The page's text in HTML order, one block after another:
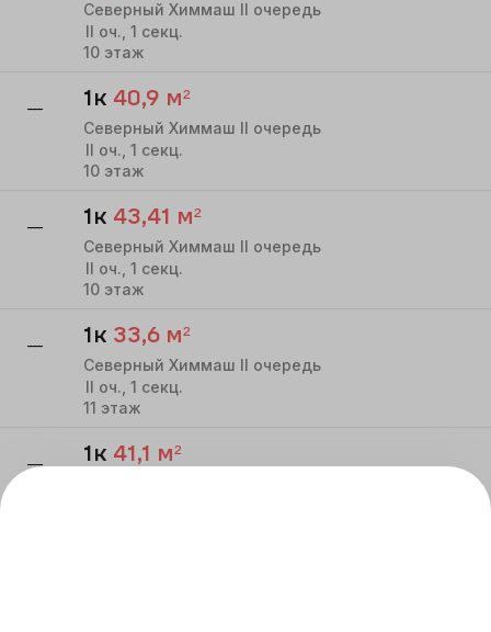
Северный Химмаш II очередь
II оч., 1 секц.
10 этаж
— 1к 40,9 м²
Северный Химмаш II очередь
II оч., 1 секц.
10 этаж
— 1к 43,41 м²
Северный Химмаш II очередь
II оч., 1 секц.
10 этаж
— 1к 33,6 м²
Северный Химмаш II очередь
II оч., 1 секц.
11 этаж
— 1к 41,1 м²